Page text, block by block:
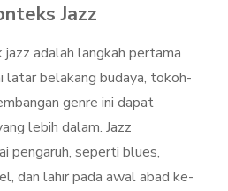
Jazz
jazz adalah langkah pertama
latar belakang budaya, tokoh-
genre ini dapat
lebih dalam. Jazz
pengaruh, seperti blues,
dan lahir pada awal abad ke-